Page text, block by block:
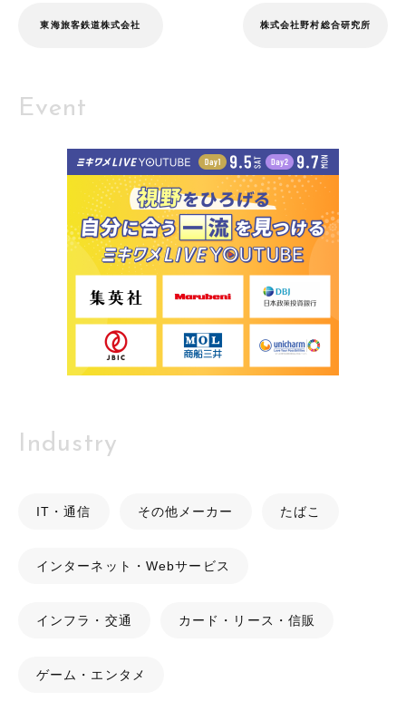
東海旅客鉄道株式会社 株式会社野村総合研究所
Event
Industry
IT・通信 その他メーカー たばこ
インターネット・Webサービス
インフラ・交通 カード・リース・信販
ゲーム・エンタメ